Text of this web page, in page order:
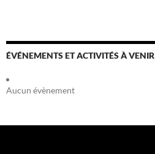
ÉVÉNEMENTS ET ACTIVITÉS À VENIR
Aucun évènement